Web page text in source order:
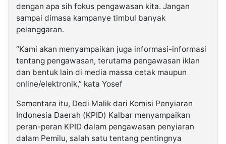
dengan apa sih fokus pengawasan kita. Jangan
sampai dimasa kampanye timbul banyak
pelanggaran.
“Kami akan menyampaikan juga informasi-informasi
tentang pengawasan, terutama pengawasan iklan
dan bentuk lain di media massa cetak maupun
online/elektronik,” kata Yosef
Sementara itu, Dedi Malik dari Komisi Penyiaran
Indonesia Daerah (KPID) Kalbar menyampaikan
peran-peran KPID dalam pengawasan penyiaran
dalam Pemilu, salah satu tentang pentingnya